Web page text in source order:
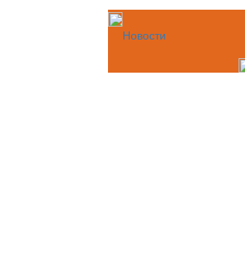
Новости